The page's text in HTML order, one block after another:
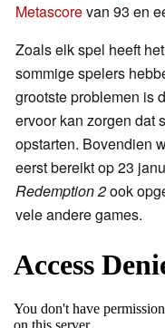
Metascorevan 93 en
Zoals elk spel heeft
sommige spelers
grootste problemen is
ervoor kan zorgen dat
opstarten. Bovendien
eerst bereikt op 23
Redemption 2ook
vele andere games.